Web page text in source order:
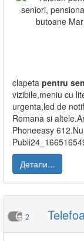
clapeta pentru
vizibile,meniu cu
urgenta,led de
Romana si
Phoneeasy
Детали...
2